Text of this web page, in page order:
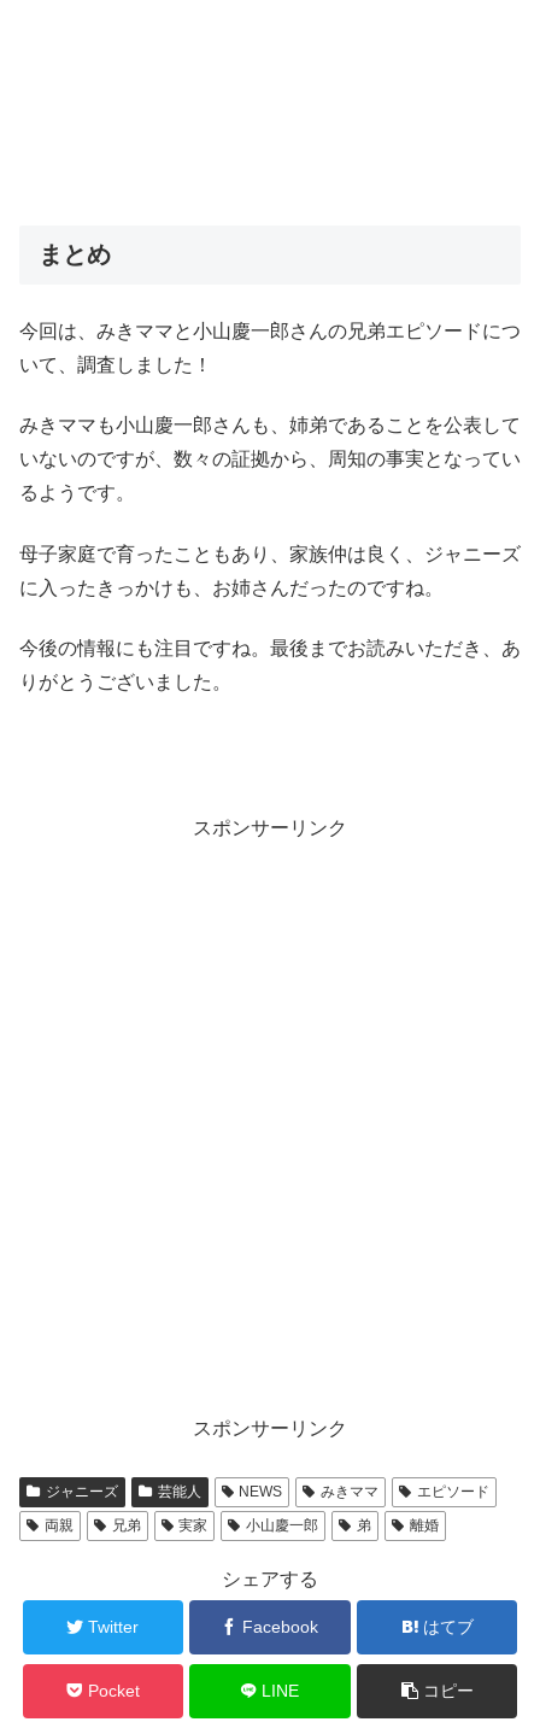
まとめ
今回は、みきママと小山慶一郎さんの兄弟エピソードにつ
いて、調査しました！
みきママも小山慶一郎さんも、姉弟であることを公表して
いないのですが、数々の証拠から、周知の事実となってい
るようです。
母子家庭で育ったこともあり、家族仲は良く、ジャニーズ
に入ったきっかけも、お姉さんだったのですね。
今後の情報にも注目ですね。最後までお読みいただき、あ
りがとうございました。
スポンサーリンク
スポンサーリンク
ジャニーズ 芸能人 NEWS みきママ
エピソード
両親
兄弟 実家 小山慶一郎 弟 離婚
シェアする
Twitter Facebook はてブ
Pocket LINE コピー